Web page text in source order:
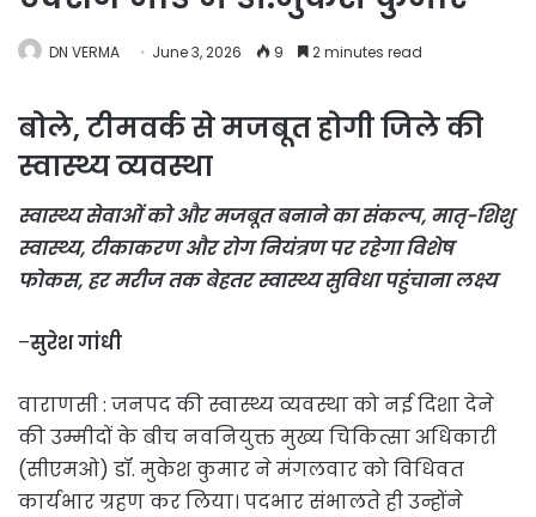
DN VERMA June 3, 2026 9 2 minutes read
बोले, टीमवर्क से मजबूत होगी जिले की
स्वास्थ्य व्यवस्था
स्वास्थ्य सेवाओं को और मजबूत बनाने का संकल्प, मातृ-शिशु
स्वास्थ्य, टीकाकरण और रोग नियंत्रण पर रहेगा विशेष
फोकस, हर मरीज तक बेहतर स्वास्थ्य सुविधा पहुंचाना लक्ष्य
–सुरेश गांधी
वाराणसी : जनपद की स्वास्थ्य व्यवस्था को नई दिशा देने
की उम्मीदों के बीच नवनियुक्त मुख्य चिकित्सा अधिकारी
(सीएमओ) डॉ. मुकेश कुमार ने मंगलवार को विधिवत
कार्यभार ग्रहण कर लिया। पदभार संभालते ही उन्होंने